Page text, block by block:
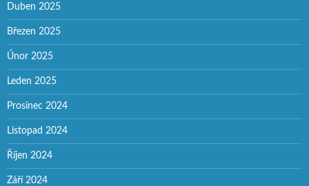
Duben 2025
Březen 2025
Únor 2025
Leden 2025
Prosinec 2024
Listopad 2024
Říjen 2024
Září 2024